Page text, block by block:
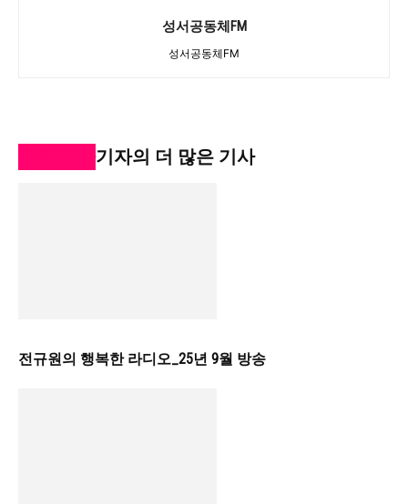
성서공동체FM
성서공동체FM
기자의 더 많은 기사
전규원의 행복한 라디오_25년 9월 방송